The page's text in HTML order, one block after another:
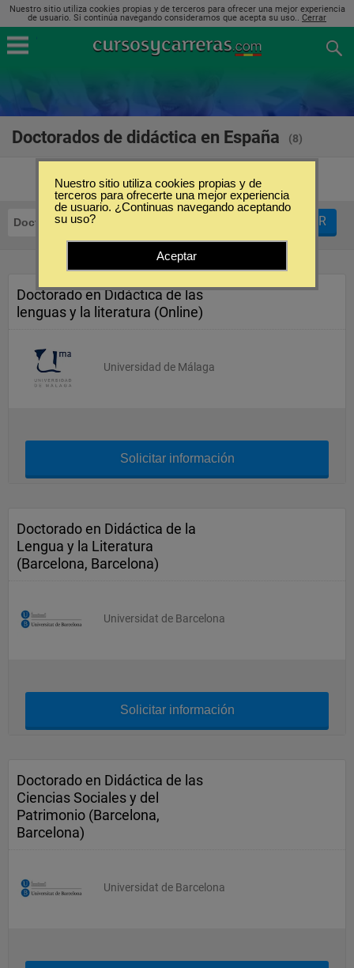
Nuestro sitio utiliza cookies propias y de terceros para ofrecer una mejor experiencia
de usuario. Si continúa navegando consideramos que acepta su uso.. Cerrar
Doctorados de didáctica en España (8)
Doctorados FILTRAR
Doctorado en Didáctica de las
lenguas y la literatura (Online)
Universidad de Málaga
Solicitar información
Doctorado en Didáctica de la
Lengua y la Literatura
(Barcelona, Barcelona)
Universidat de Barcelona
Solicitar información
Doctorado en Didáctica de las
Ciencias Sociales y del
Patrimonio (Barcelona,
Barcelona)
Universidat de Barcelona
Nuestro sitio utiliza cookies propias y de
terceros para ofrecerte una mejor experiencia
de usuario. ¿Continuas navegando aceptando
su uso?
Aceptar